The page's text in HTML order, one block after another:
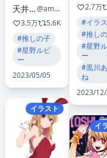
天井めろ🍈
@amai_melo
3.5万
5.6K
#推しの子
#星野ルビ
ー
2023/05/05
イラスト
2.7万
#イラ
#推し
#星野
ー
#黒川
ね
2023/
イ